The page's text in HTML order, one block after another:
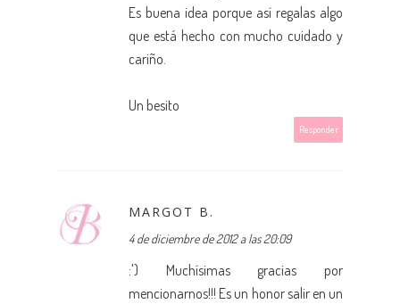
Es buena idea porque así regalas algo
que está hecho con mucho cuidado y
cariño.
Un besito
Responder
MARGOT B.
4 de diciembre de 2012 a las 20:09
:') Muchísimas gracias por
mencionarnos!!! Es un honor salir en un